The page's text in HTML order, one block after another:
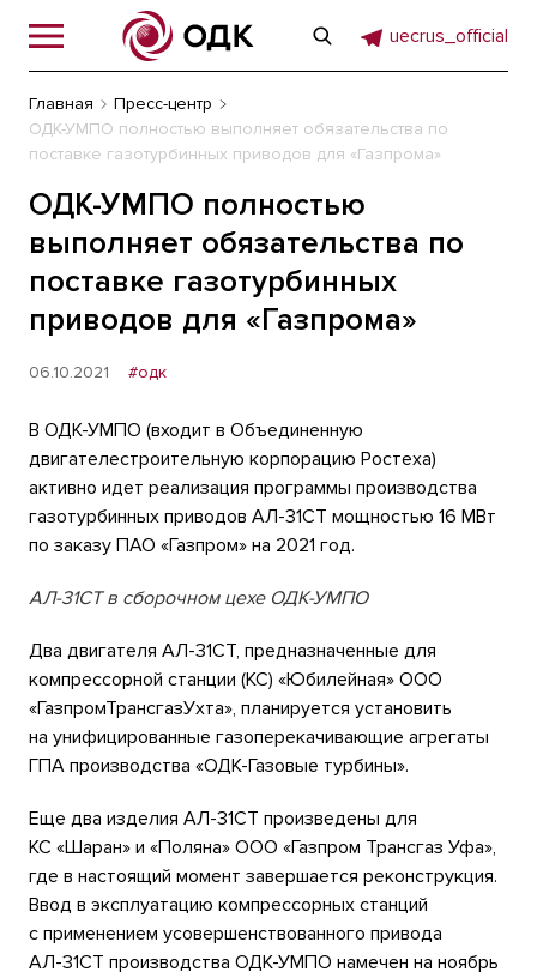
uecrus_official
Главная
Пресс-центр
ОДК-УМПО полностью выполняет обязательства по
поставке газотурбинных приводов для «Газпрома»
ОДК-УМПО полностью
выполняет обязательства по
поставке газотурбинных
приводов для «Газпрома»
06.10.2021 #одк
В ОДК-УМПО (входит в Объединенную
двигателестроительную корпорацию Ростеха)
активно идет реализация программы производства
газотурбинных приводов АЛ-31СТ мощностью 16 МВт
по заказу ПАО «Газпром» на 2021 год.
АЛ-31СТ в сборочном цехе ОДК-УМПО
Два двигателя АЛ-31СТ, предназначенные для
компрессорной станции (КС) «Юбилейная» ООО
«ГазпромТрансгазУхта», планируется установить
на унифицированные газоперекачивающие агрегаты
ГПА производства «ОДК-Газовые турбины».
Еще два изделия АЛ-31СТ произведены для
КС «Шаран» и «Поляна» ООО «Газпром Трансгаз Уфа»,
где в настоящий момент завершается реконструкция.
Ввод в эксплуатацию компрессорных станций
с применением усовершенствованного привода
АЛ-31СТ производства ОДК-УМПО намечен на ноябрь